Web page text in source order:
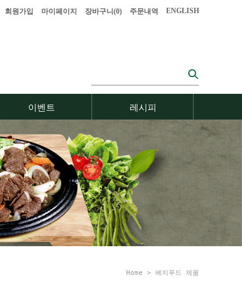
회원가입 마이페이지 장바구니(0) 주문내역 ENGLISH
이벤트 레시피
Home > 베지푸드 제품